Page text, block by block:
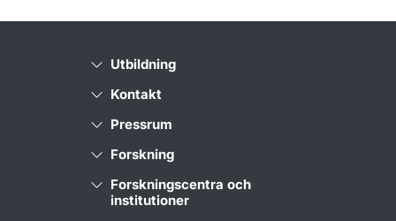
Utbildning
Kontakt
Pressrum
Forskning
Forskningscentra och
institutioner